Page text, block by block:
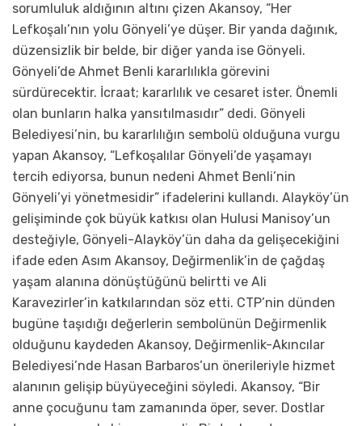
sorumluluk aldığının altını çizen Akansoy, “Her
Lefkoşalı’nın yolu Gönyeli’ye düşer. Bir yanda dağınık,
düzensizlik bir belde, bir diğer yanda ise Gönyeli.
Gönyeli’de Ahmet Benli kararlılıkla görevini
sürdürecektir. İcraat; kararlılık ve cesaret ister. Önemli
olan bunların halka yansıtılmasıdır” dedi. Gönyeli
Belediyesi’nin, bu kararlılığın sembolü olduğuna vurgu
yapan Akansoy, “Lefkoşalılar Gönyeli’de yaşamayı
tercih ediyorsa, bunun nedeni Ahmet Benli’nin
Gönyeli’yi yönetmesidir” ifadelerini kullandı. Alayköy’ün
gelişiminde çok büyük katkısı olan Hulusi Manisoy’un
desteğiyle, Gönyeli-Alayköy’ün daha da gelişecekiğini
ifade eden Asım Akansoy, Değirmenlik’in de çağdaş
yaşam alanına dönüştüğünü belirtti ve Ali
Karavezirler’in katkılarından söz etti. CTP’nin dünden
bugüne taşıdığı değerlerin sembolünün Değirmenlik
olduğunu kaydeden Akansoy, Değirmenlik-Akıncılar
Belediyesi’nde Hasan Barbaros’un önerileriyle hizmet
alanının gelişip büyüyeceğini söyledi. Akansoy, “Bir
anne çocuğunu tam zamanında öper, sever. Dostlar